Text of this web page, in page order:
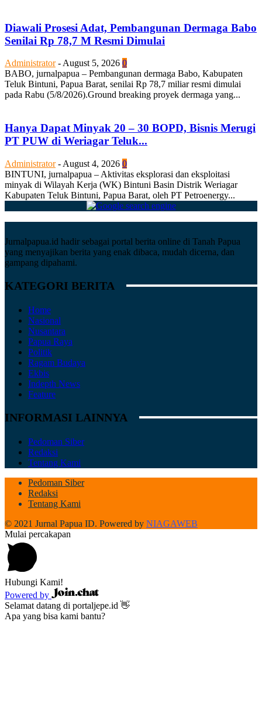
Diawali Prosesi Adat, Pembangunan Dermaga Babo
Senilai Rp 78,7 M Resmi Dimulai
Administrator - August 5, 2026 0
BABO, jurnalpapua – Pembangunan dermaga Babo, Kabupaten
Teluk Bintuni, Papua Barat, senilai Rp 78,7 miliar resmi dimulai
pada Rabu (5/8/2026).Ground breaking proyek dermaga yang...
Hanya Dapat Minyak 20 – 30 BOPD, Bisnis Merugi
PT PUW di Weriagar Teluk...
Administrator - August 4, 2026 0
BINTUNI, jurnalpapua – Aktivitas eksplorasi dan eksploitasi
minyak di Wilayah Kerja (WK) Bintuni Basin Distrik Weriagar
Kabupaten Teluk Bintuni, Papua Barat, oleh PT Petroenergy...
Jurnalpapua.id hadir sebagai portal berita online di Tanah Papua
yang menyajikan berita yang enak dibaca, mudah dicerna, dan
gampang dipahami.
KATEGORI BERITA
Home
Nasional
Nusantara
Papua Raya
Politik
Ragam Budaya
Ekbis
Indepth News
Feature
INFORMASI LAINNYA
Pedoman Siber
Redaksi
Tentang Kami
Pedoman Siber
Redaksi
Tentang Kami
© 2021 Jurnal Papua ID. Powered by NIAGAWEB
Mulai percakapan
Hubungi Kami!
Powered by
Selamat datang di portaljepe.id 👋
Apa yang bisa kami bantu?